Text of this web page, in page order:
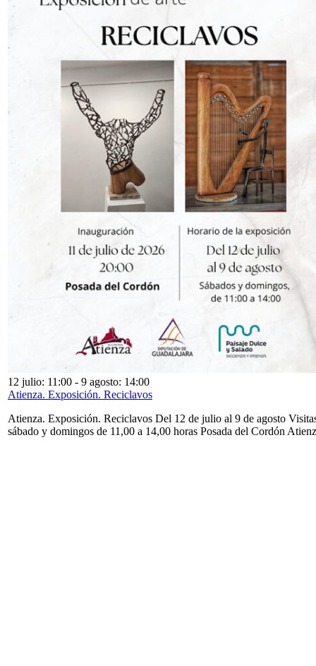
12 julio: 11:00 - 9 agosto: 14:00
Atienza. Exposición. Reciclavos
Atienza. Exposición. Reciclavos Del 12 de julio al 9 de agosto
sábado y domingos de 11,00 a 14,00 horas Posada del Cordón